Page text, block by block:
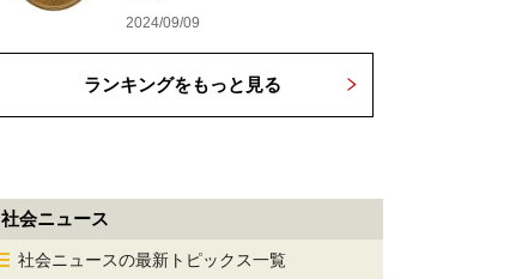
2024/09/09
ランキングをもっと見る
社会ニュース
社会ニュースの最新トピックス一覧